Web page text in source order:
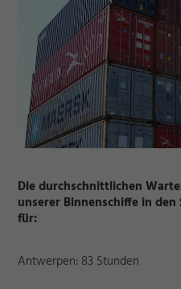
Die durchschnittlichen
unserer Binnenschiffe in
für:
Antwerpen: 83 Stunden